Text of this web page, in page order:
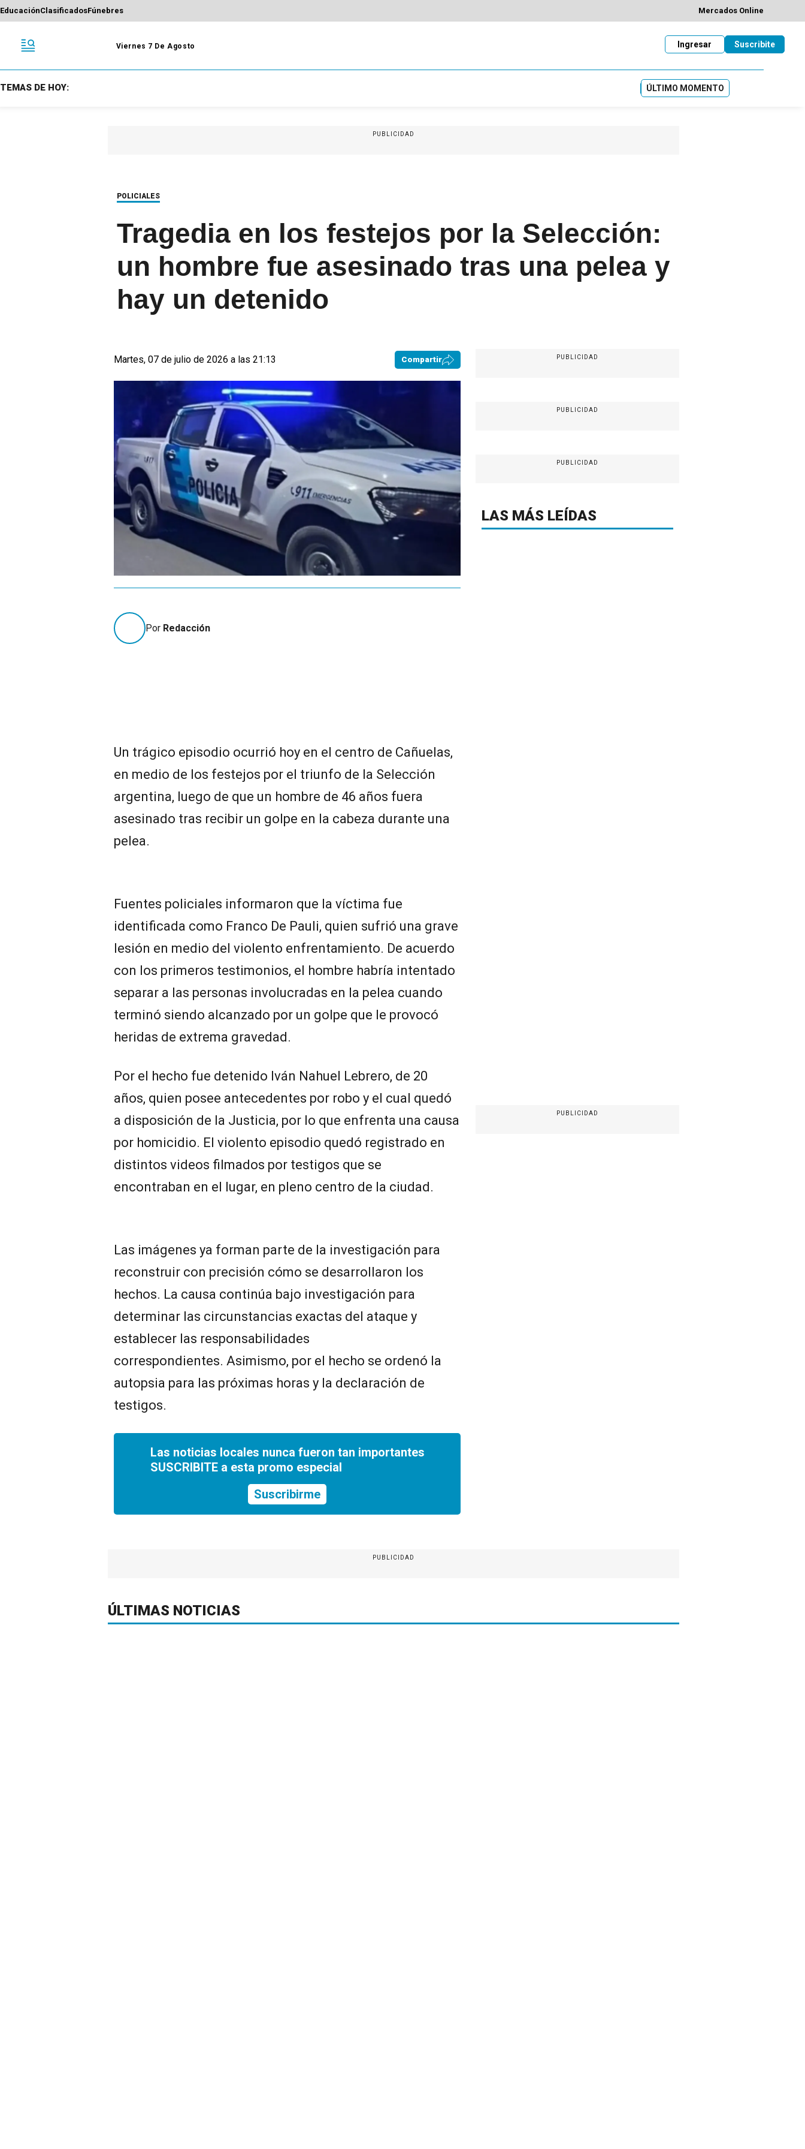
EducaciónClasificadosFúnebres Mercados Online
Viernes 7 De Agosto Suscribite
Ingresar
TEMAS DE HOY: ÚLTIMO MOMENTO
PUBLICIDAD
POLICIALES
Tragedia en los festejos por la Selección:
un hombre fue asesinado tras una pelea y
hay un detenido
Martes, 07 de julio de 2026 a las 21:13 Compartir
Por Redacción
Un trágico episodio ocurrió hoy en el centro de Cañuelas,
en medio de los festejos por el triunfo de la Selección
argentina, luego de que un hombre de 46 años fuera
asesinado tras recibir un golpe en la cabeza durante una
pelea.
Fuentes policiales informaron que la víctima fue
identificada como Franco De Pauli, quien sufrió una grave
lesión en medio del violento enfrentamiento. De acuerdo
con los primeros testimonios, el hombre habría intentado
separar a las personas involucradas en la pelea cuando
terminó siendo alcanzado por un golpe que le provocó
heridas de extrema gravedad.
Por el hecho fue detenido Iván Nahuel Lebrero, de 20
años, quien posee antecedentes por robo y el cual quedó
a disposición de la Justicia, por lo que enfrenta una causa
por homicidio. El violento episodio quedó registrado en
distintos videos filmados por testigos que se
encontraban en el lugar, en pleno centro de la ciudad.
Las imágenes ya forman parte de la investigación para
reconstruir con precisión cómo se desarrollaron los
hechos. La causa continúa bajo investigación para
determinar las circunstancias exactas del ataque y
establecer las responsabilidades
correspondientes. Asimismo, por el hecho se ordenó la
autopsia para las próximas horas y la declaración de
testigos.
Las noticias locales nunca fueron tan importantes
SUSCRIBITE a esta promo especial
Suscribirme
PUBLICIDAD
PUBLICIDAD
PUBLICIDAD
LAS MÁS LEÍDAS
PUBLICIDAD
PUBLICIDAD
ÚLTIMAS NOTICIAS